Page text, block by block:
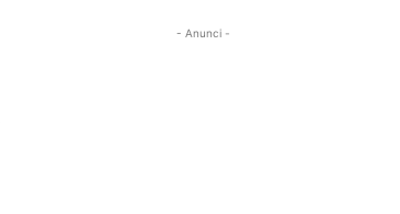
- Anunci -